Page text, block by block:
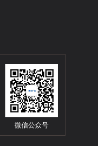
微信公众号